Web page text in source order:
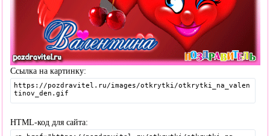
Ссылка на картинку:
HTML-код для сайта: